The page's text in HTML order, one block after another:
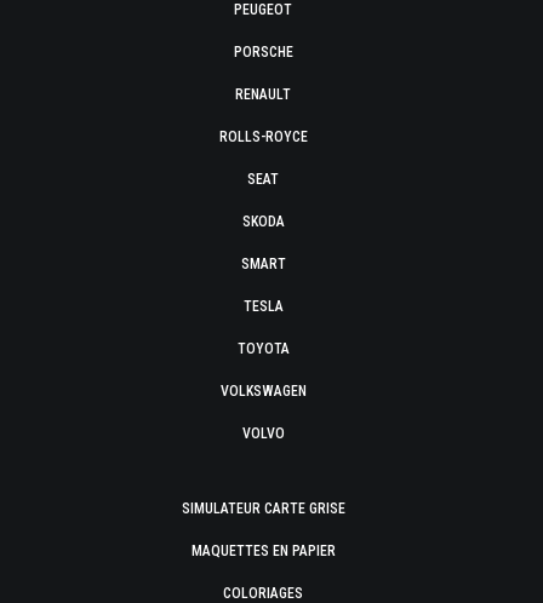
PEUGEOT
PORSCHE
RENAULT
ROLLS-ROYCE
SEAT
SKODA
SMART
TESLA
TOYOTA
VOLKSWAGEN
VOLVO
SIMULATEUR CARTE GRISE
MAQUETTES EN PAPIER
COLORIAGES